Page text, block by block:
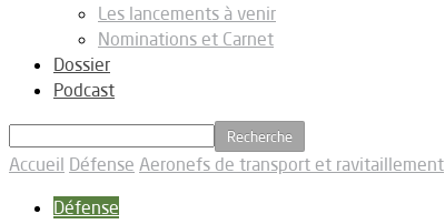
Les lancements à venir
Nominations et Carnet
Dossier
Podcast
Accueil Défense Aeronefs de transport et ravitaillement
Défense